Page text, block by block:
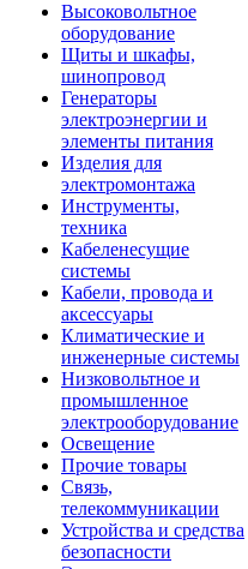
Высоковольтное
оборудование
Щиты и шкафы,
шинопровод
Генераторы
электроэнергии и
элементы питания
Изделия для
электромонтажа
Инструменты,
техника
Кабеленесущие
системы
Кабели, провода и
аксессуары
Климатические и
инженерные системы
Низковольтное и
промышленное
электрооборудование
Освещение
Прочие товары
Связь,
телекоммуникации
Устройства и средства
безопасности